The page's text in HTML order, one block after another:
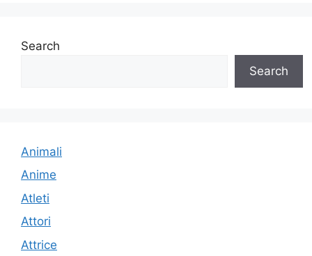
Search
Search
Animali
Anime
Atleti
Attori
Attrice